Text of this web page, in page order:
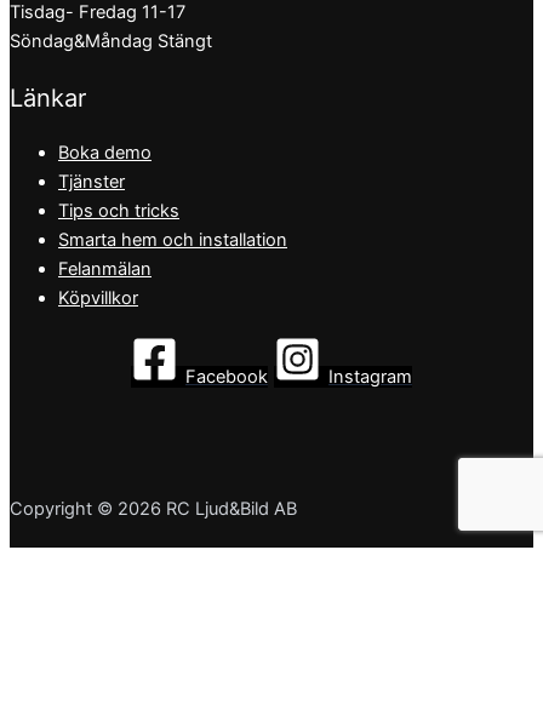
Tisdag- Fredag 11-17
Söndag&Måndag Stängt
Länkar
Boka demo
Tjänster
Tips och tricks
Smarta hem och installation
Felanmälan
Köpvillkor
Facebook Instagram
Copyright © 2026 RC Ljud&Bild AB